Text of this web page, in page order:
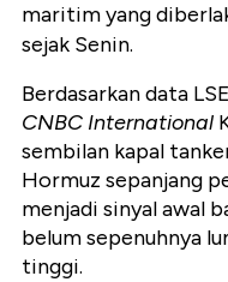
maritim yang
sejak Senin.
Berdasarkan data
CNBC International
sembilan kapal
Hormuz sepanjang
menjadi sinyal awal
belum sepenuhnya
tinggi.